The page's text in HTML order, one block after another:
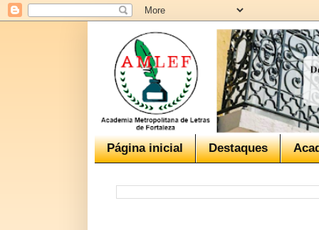
Página inicial Destaques